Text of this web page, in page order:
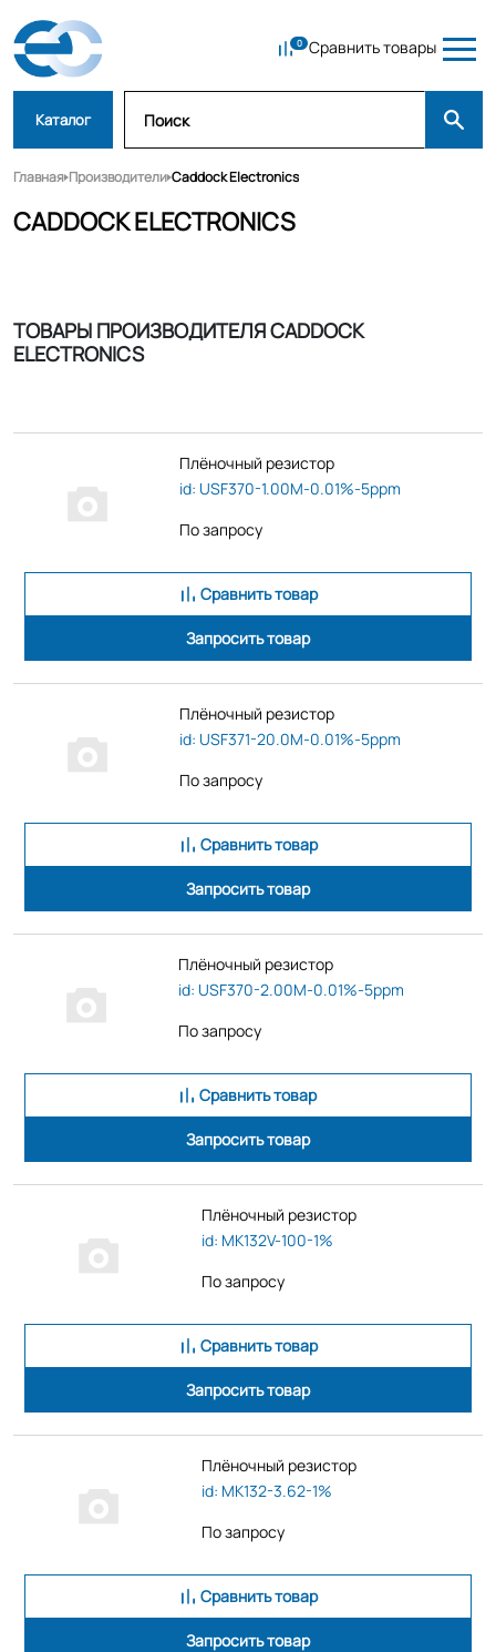
Сравнить товары
Каталог
Главная Производители Caddock Electronics
CADDOCK ELECTRONICS
ТОВАРЫ ПРОИЗВОДИТЕЛЯ CADDOCK
ELECTRONICS
Плёночный резистор
id: USF370-1.00M-0.01%-5ppm
По запросу
Сравнить товар
Запросить товар
Плёночный резистор
id: USF371-20.0M-0.01%-5ppm
По запросу
Сравнить товар
Запросить товар
Плёночный резистор
id: USF370-2.00M-0.01%-5ppm
По запросу
Сравнить товар
Запросить товар
Плёночный резистор
id: MK132V-100-1%
По запросу
Сравнить товар
Запросить товар
Плёночный резистор
id: MK132-3.62-1%
По запросу
Сравнить товар
Запросить товар